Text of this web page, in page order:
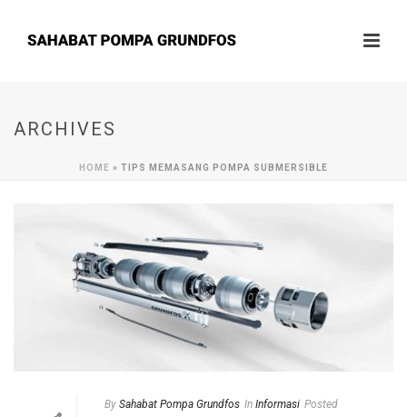
ARCHIVES
HOME » TIPS MEMASANG POMPA SUBMERSIBLE
By Sahabat Pompa Grundfos In Informasi Posted